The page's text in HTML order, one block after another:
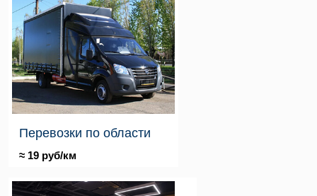
Перевозки по области
≈ 19 руб/км